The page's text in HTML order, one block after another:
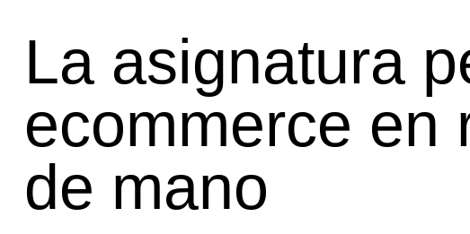
La asignatura
ecommerce en
de mano